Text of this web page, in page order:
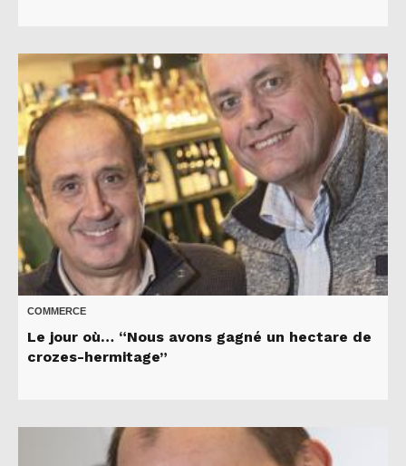
COMMERCE
Le jour où… “Nous avons gagné un hectare de
crozes-hermitage”